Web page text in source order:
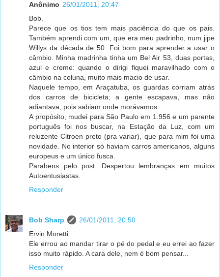
Anônimo 26/01/2011, 20:47
Bob.
Parece que os tios tem mais paciência do que os pais.
Também aprendi com um, que era meu padrinho, num jipe
Willys da década de 50. Foi bom para aprender a usar o
câmbio. Minha madrinha tinha um Bel Air 53, duas portas,
azul e creme: quando o dirigi fiquei maravilhado com o
câmbio na coluna, muito mais macio de usar.
Naquele tempo, em Araçatuba, os guardas corriam atrás
dos carros de bicicleta; a gente escapava, mas não
adiantava, pois sabiam onde morávamos.
A propósito, mudei para São Paulo em 1.956 e um parente
português foi nos buscar, na Estação da Luz, com um
reluzente Citroen preto (pra variar), que para mim foi uma
novidade. No interior só haviam carros americanos, alguns
europeus e um único fusca.
Parabens pelo post. Despertou lembranças em muitos
Autoentusiastas.
Responder
Bob Sharp
26/01/2011, 20:50
Ervin Moretti
Ele errou ao mandar tirar o pé do pedal e eu errei ao fazer
isso muito rápido. A cara dele, nem é bom pensar...
Responder